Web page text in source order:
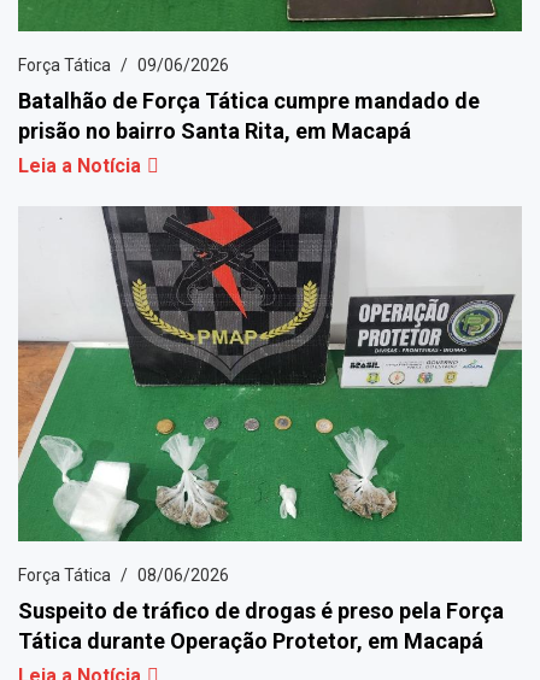
Força Tática 09/06/2026
Batalhão de Força Tática cumpre mandado de
prisão no bairro Santa Rita, em Macapá
Leia a Notícia
Força Tática 08/06/2026
Suspeito de tráfico de drogas é preso pela Força
Tática durante Operação Protetor, em Macapá